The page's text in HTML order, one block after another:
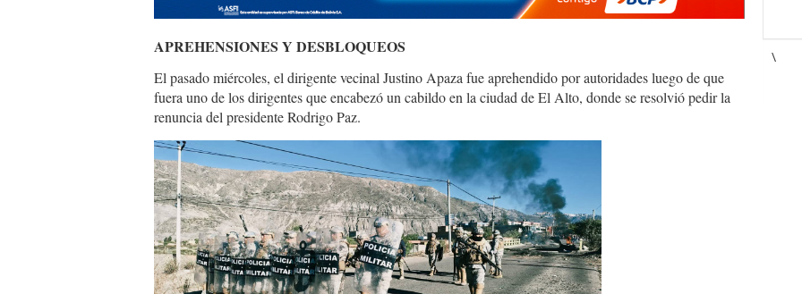
APREHENSIONES Y DESBLOQUEOS
El pasado miércoles, el dirigente vecinal Justino Apaza fue aprehendido por autoridades luego de que
fuera uno de los dirigentes que encabezó un cabildo en la ciudad de El Alto, donde se resolvió pedir la
renuncia del presidente Rodrigo Paz.
\